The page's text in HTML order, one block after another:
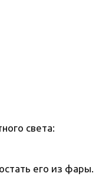
света:
его из фары.